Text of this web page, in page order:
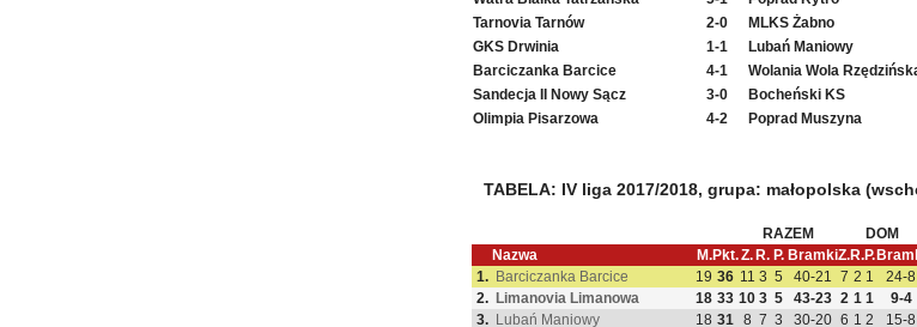
Tarnovia Tarnów
2-0 MLKS Żabno
GKS Drwinia
1-1 Lubań Maniowy
Barciczanka Barcice
4-1 Wolania Wola
Sandecja II Nowy Sącz
3-0 Bocheński KS
Olimpia Pisarzowa
4-2 Poprad Muszyna
TABELA: IV liga 2017/2018, grupa: małopolska
RAZEM DOM
Nazwa
M.Pkt.Z. R. P. BramkiZ.R.P.
1.
Barciczanka Barcice 19 36 11 3 5 40-21 7 2 1 24-8
2.
Limanovia Limanowa 18 33 10 3 5 43-23 2 1 1 9-4
3.
Lubań Maniowy 18 31 8 7 3 30-20 6 1 2 15-8